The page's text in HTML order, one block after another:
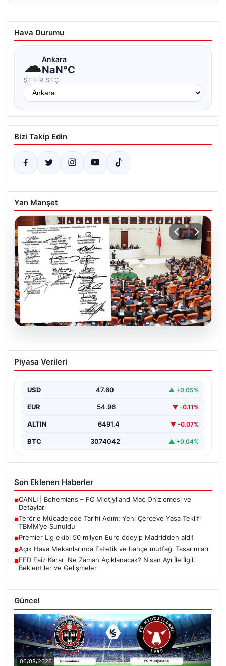
Hava Durumu
☁Ankara
NaN°C
ŞEHIR SEÇ
Bizi Takip Edin
Yan Manşet
05.08.2026
Terörle Mücadelede Tarihi Adım: Yeni
Çerçeve Yasa Teklifi TBMM’ye Sunuldu
güçlendirmeye yönelik kapsamlı bir hukuki altyapı
oluşturmak…
Piyasa Verileri
USD 47.60 ▲ +0.05%
EUR 54.96 ▼ -0.11%
ALTIN 6491.4 ▼ -0.07%
BTC 3074042 ▲ +0.04%
Son Eklenen Haberler
■CANLI | Bohemians – FC Midtjylland Maç Önizlemesi ve
Detayları
■Terörle Mücadelede Tarihi Adım: Yeni Çerçeve Yasa Teklifi
TBMM’ye Sunuldu
■Premier Lig ekibi 50 milyon Euro ödeyip Madrid’den aldı!
■Açık Hava Mekanlarında Estetik ve bahçe mutfağı Tasarımları
■FED Faiz Kararı Ne Zaman Açıklanacak? Nisan Ayı İle İlgili
Beklentiler ve Gelişmeler
Güncel
06/08/2026